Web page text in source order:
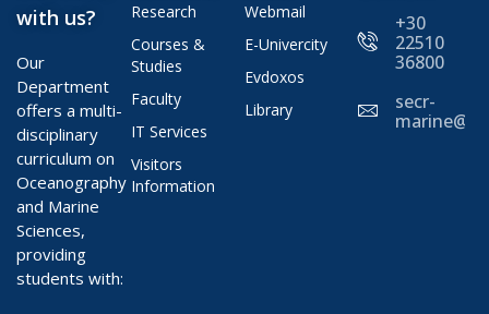
with us?
Our
Department
offers a multi-
disciplinary
curriculum on
Oceanography
and Marine
Sciences,
providing
students with:
Research
Courses &
Studies
Faculty
IT Services
Visitors
Information
Webmail
E-Univercity
Evdoxos
Library
+30
22510
36800
secr-